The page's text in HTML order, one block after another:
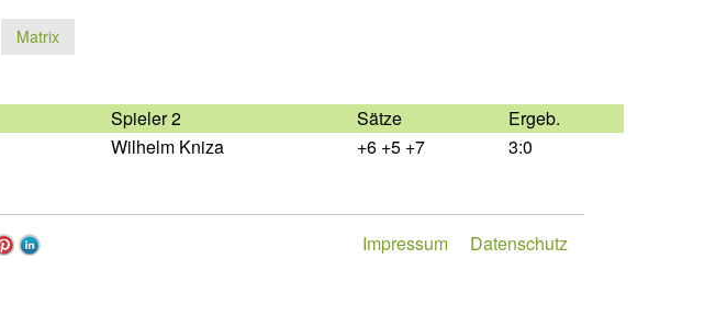
Matrix
Spieler 2 Sätze
Ergeb.
Wilhelm Kniza +6 +5 +7 3:0
Datenschutz
Impressum